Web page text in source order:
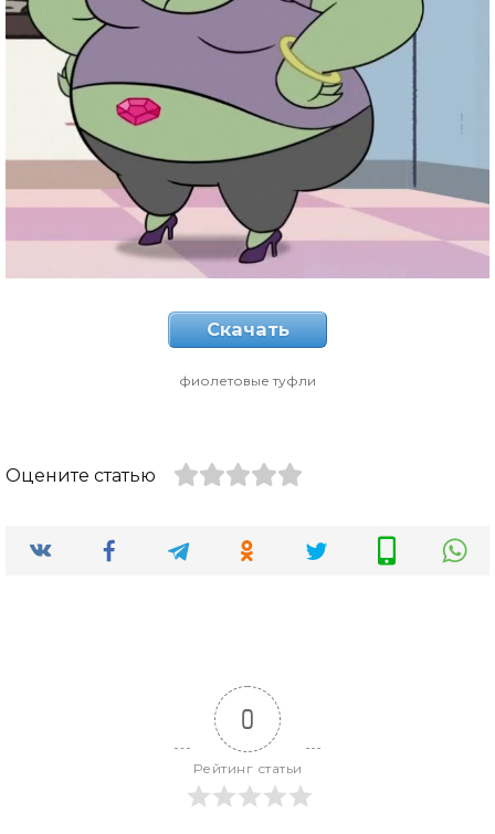
Скачать
фиолетовые туфли
Оцените статью
0
Рейтинг статьи